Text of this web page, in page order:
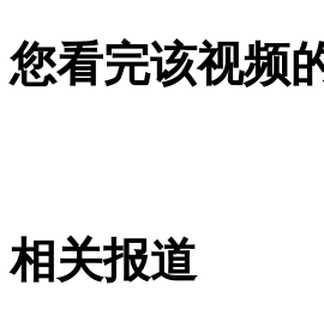
性感海归美女酒后遥控驾车
您看完该视频
相关报道